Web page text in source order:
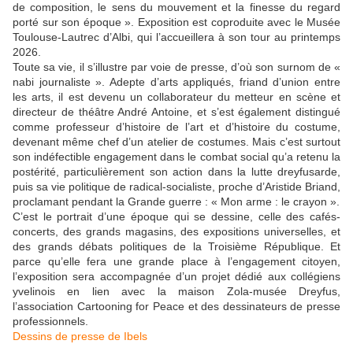
de composition, le sens du mouvement et la finesse du regard
porté sur son époque ». Exposition est coproduite avec le Musée
Toulouse-Lautrec d’Albi, qui l’accueillera à son tour au printemps
2026.
Toute sa vie, il s’illustre par voie de presse, d’où son surnom de «
nabi journaliste ». Adepte d’arts appliqués, friand d’union entre
les arts, il est devenu un collaborateur du metteur en scène et
directeur de théâtre André Antoine, et s’est également distingué
comme professeur d’histoire de l’art et d’histoire du costume,
devenant même chef d’un atelier de costumes. Mais c’est surtout
son indéfectible engagement dans le combat social qu’a retenu la
postérité, particulièrement son action dans la lutte dreyfusarde,
puis sa vie politique de radical-socialiste, proche d’Aristide Briand,
proclamant pendant la Grande guerre : « Mon arme : le crayon ».
C’est le portrait d’une époque qui se dessine, celle des cafés-
concerts, des grands magasins, des expositions universelles, et
des grands débats politiques de la Troisième République. Et
parce qu’elle fera une grande place à l’engagement citoyen,
l’exposition sera accompagnée d’un projet dédié aux collégiens
yvelinois en lien avec la maison Zola-musée Dreyfus,
l’association Cartooning for Peace et des dessinateurs de presse
professionnels.
Dessins de presse de Ibels